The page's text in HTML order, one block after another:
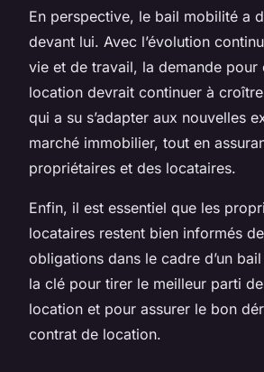
En perspective, le bail mobilité a
devant lui. Avec l’évolution
vie et de travail, la demande pour
location devrait continuer à
qui a su s’adapter aux nouvelles
marché immobilier, tout en
propriétaires et des locataires.
Enfin, il est essentiel que les
locataires restent bien informés
obligations dans le cadre d’un
la clé pour tirer le meilleur parti
location et pour assurer le bon
contrat de location.